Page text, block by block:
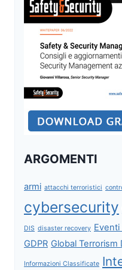
ARGOMENTI
armi attacchi terroristici
cybersecurity
DIS disaster recovery
GDPR Global Terrorism
Informazioni Classificate